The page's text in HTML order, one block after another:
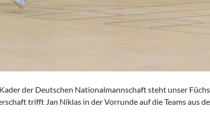
der Deutschen Nationalmannschaft steht unser
trifft Jan Niklas in der Vorrunde auf die Teams aus